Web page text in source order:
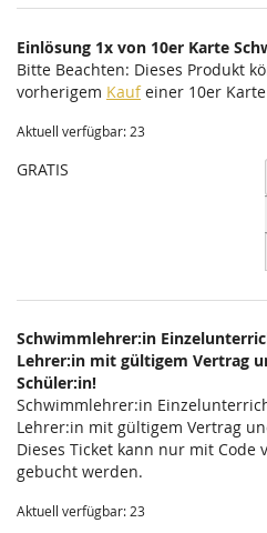
Einlösung 1x von 10er Karte
Bitte Beachten: Dieses Produkt
vorherigem Kaufeiner 10er
Aktuell verfügbar: 23
GRATIS
Schwimmlehrer:in
Lehrer:in mit gültigem Vertrag
Schüler:in!
Schwimmlehrer:in
Lehrer:in mit gültigem Vertrag
Dieses Ticket kann nur mit
gebucht werden.
Aktuell verfügbar: 23